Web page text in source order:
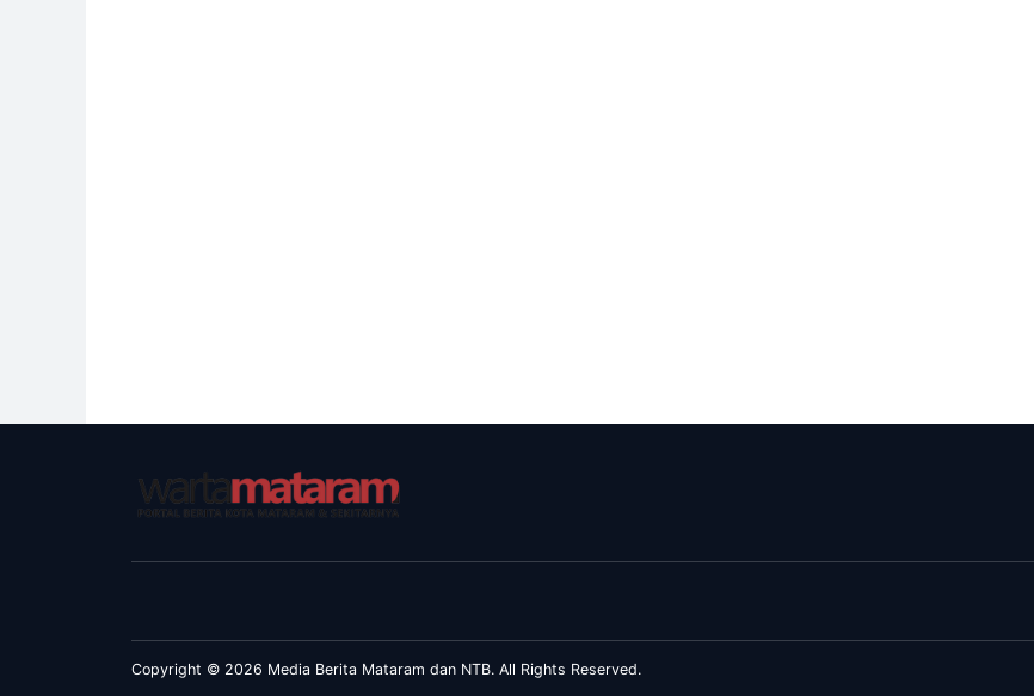
Copyright © 2026 Media Berita Mataram dan NTB. All Rights Reserved.